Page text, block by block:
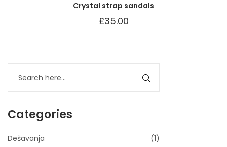
Crystal strap sandals
£35.00
Categories
Dešavanja
(1)